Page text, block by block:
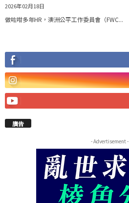
2026年02月18日
做咗咁多年HR，澳洲公平工作委員會（FWC...
廣告
- Advertisement -